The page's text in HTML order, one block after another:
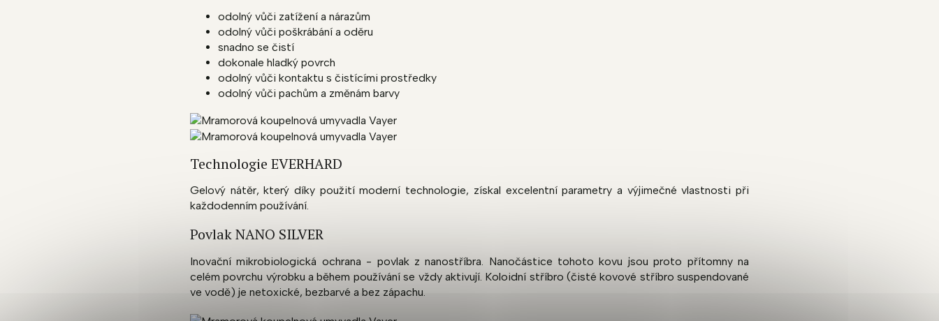
odolný vůči zatížení a nárazům
odolný vůči poškrábání a oděru
snadno se čistí
dokonale hladký povrch
odolný vůči kontaktu s čistícími prostředky
odolný vůči pachům a změnám barvy
Technologie EVERHARD
Gelový nátěr, který díky použití moderní technologie, získal excelentní parametry a výjimečné vlastnosti při
každodenním používání.
Povlak NANO SILVER
Inovační mikrobiologická ochrana - povlak z nanostříbra. Nanočástice tohoto kovu jsou proto přítomny na
celém povrchu výrobku a během používání se vždy aktivují. Koloidní stříbro (čisté kovové stříbro suspendované
ve vodě) je netoxické, bezbarvé a bez zápachu.